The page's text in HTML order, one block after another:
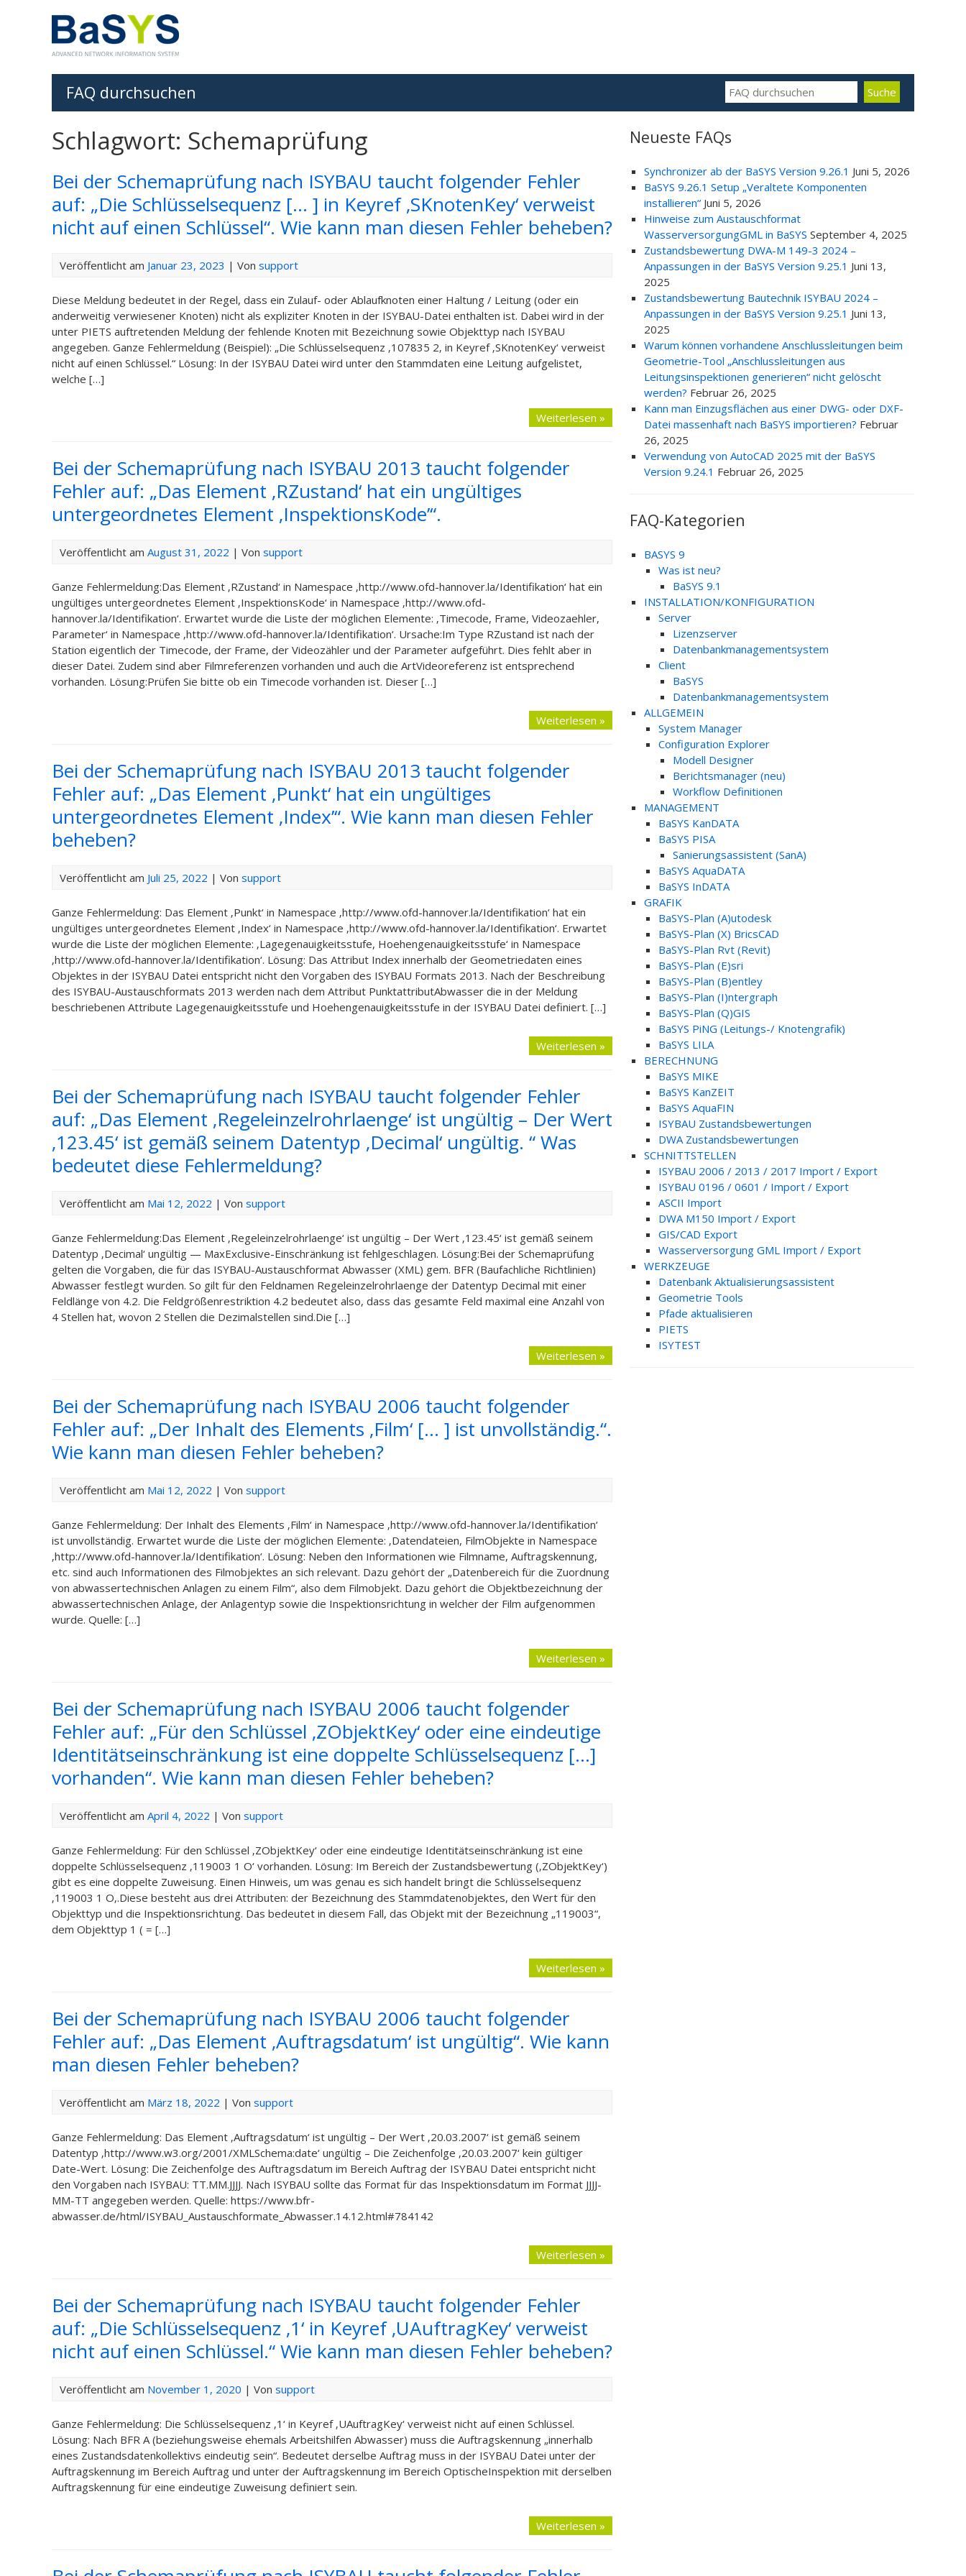
FAQ durchsuchen
Schlagwort: Schemaprüfung
Bei der Schemaprüfung nach ISYBAU taucht folgender Fehler
auf: „Die Schlüsselsequenz [… ] in Keyref ‚SKnotenKey‘ verweist
nicht auf einen Schlüssel“. Wie kann man diesen Fehler beheben?
Veröffentlicht am Januar 23, 2023 | Von support
Diese Meldung bedeutet in der Regel, dass ein Zulauf- oder Ablaufknoten einer Haltung / Leitung (oder ein
anderweitig verwiesener Knoten) nicht als expliziter Knoten in der ISYBAU-Datei enthalten ist. Dabei wird in der
unter PIETS auftretenden Meldung der fehlende Knoten mit Bezeichnung sowie Objekttyp nach ISYBAU
angegeben. Ganze Fehlermeldung (Beispiel): „Die Schlüsselsequenz ‚107835 2‚ in Keyref ‚SKnotenKey‘ verweist
nicht auf einen Schlüssel.“ Lösung: In der ISYBAU Datei wird unter den Stammdaten eine Leitung aufgelistet,
welche […]
Weiterlesen »
Bei der Schemaprüfung nach ISYBAU 2013 taucht folgender
Fehler auf: „Das Element ‚RZustand‘ hat ein ungültiges
untergeordnetes Element ‚InspektionsKode’“.
Veröffentlicht am August 31, 2022 | Von support
Ganze Fehlermeldung:Das Element ‚RZustand‘ in Namespace ‚http://www.ofd-hannover.la/Identifikation‘ hat ein
ungültiges untergeordnetes Element ‚InspektionsKode‘ in Namespace ‚http://www.ofd-
hannover.la/Identifikation‘. Erwartet wurde die Liste der möglichen Elemente: ‚Timecode, Frame, Videozaehler,
Parameter‘ in Namespace ‚http://www.ofd-hannover.la/Identifikation‘. Ursache:Im Type RZustand ist nach der
Station eigentlich der Timecode, der Frame, der Videozähler und der Parameter aufgeführt. Dies fehlt aber in
dieser Datei. Zudem sind aber Filmreferenzen vorhanden und auch die ArtVideoreferenz ist entsprechend
vorhanden. Lösung:Prüfen Sie bitte ob ein Timecode vorhanden ist. Dieser […]
Weiterlesen »
Bei der Schemaprüfung nach ISYBAU 2013 taucht folgender
Fehler auf: „Das Element ‚Punkt‘ hat ein ungültiges
untergeordnetes Element ‚Index’“. Wie kann man diesen Fehler
beheben?
Veröffentlicht am Juli 25, 2022 | Von support
Ganze Fehlermeldung: Das Element ‚Punkt‘ in Namespace ‚http://www.ofd-hannover.la/Identifikation‘ hat ein
ungültiges untergeordnetes Element ‚Index‘ in Namespace ‚http://www.ofd-hannover.la/Identifikation‘. Erwartet
wurde die Liste der möglichen Elemente: ‚Lagegenauigkeitsstufe, Hoehengenauigkeitsstufe‘ in Namespace
‚http://www.ofd-hannover.la/Identifikation‘. Lösung: Das Attribut Index innerhalb der Geometriedaten eines
Objektes in der ISYBAU Datei entspricht nicht den Vorgaben des ISYBAU Formats 2013. Nach der Beschreibung
des ISYBAU-Austauschformats 2013 werden nach dem Attribut PunktattributAbwasser die in der Meldung
beschriebenen Attribute Lagegenauigkeitsstufe und Hoehengenauigkeitsstufe in der ISYBAU Datei definiert. […]
Weiterlesen »
Bei der Schemaprüfung nach ISYBAU taucht folgender Fehler
auf: „Das Element ‚Regeleinzelrohrlaenge‘ ist ungültig – Der Wert
‚123.45‘ ist gemäß seinem Datentyp ‚Decimal‘ ungültig. “ Was
bedeutet diese Fehlermeldung?
Veröffentlicht am Mai 12, 2022 | Von support
Ganze Fehlermeldung:Das Element ‚Regeleinzelrohrlaenge‘ ist ungültig – Der Wert ‚123.45‘ ist gemäß seinem
Datentyp ‚Decimal‘ ungültig — MaxExclusive-Einschränkung ist fehlgeschlagen. Lösung:Bei der Schemaprüfung
gelten die Vorgaben, die für das ISYBAU-Austauschformat Abwasser (XML) gem. BFR (Baufachliche Richtlinien)
Abwasser festlegt wurden. So gilt für den Feldnamen Regeleinzelrohrlaenge der Datentyp Decimal mit einer
Feldlänge von 4.2. Die Feldgrößenrestriktion 4.2 bedeutet also, dass das gesamte Feld maximal eine Anzahl von
4 Stellen hat, wovon 2 Stellen die Dezimalstellen sind.Die […]
Weiterlesen »
Bei der Schemaprüfung nach ISYBAU 2006 taucht folgender
Fehler auf: „Der Inhalt des Elements ‚Film‘ [… ] ist unvollständig.“.
Wie kann man diesen Fehler beheben?
Veröffentlicht am Mai 12, 2022 | Von support
Ganze Fehlermeldung: Der Inhalt des Elements ‚Film‘ in Namespace ‚http://www.ofd-hannover.la/Identifikation‘
ist unvollständig. Erwartet wurde die Liste der möglichen Elemente: ‚Datendateien, FilmObjekte in Namespace
‚http://www.ofd-hannover.la/Identifikation‘. Lösung: Neben den Informationen wie Filmname, Auftragskennung,
etc. sind auch Informationen des Filmobjektes an sich relevant. Dazu gehört der „Datenbereich für die Zuordnung
von abwassertechnischen Anlagen zu einem Film“, also dem Filmobjekt. Dazu gehört die Objektbezeichnung der
abwassertechnischen Anlage, der Anlagentyp sowie die Inspektionsrichtung in welcher der Film aufgenommen
wurde. Quelle: […]
Weiterlesen »
Bei der Schemaprüfung nach ISYBAU 2006 taucht folgender
Fehler auf: „Für den Schlüssel ‚ZObjektKey‘ oder eine eindeutige
Identitätseinschränkung ist eine doppelte Schlüsselsequenz […]
vorhanden“. Wie kann man diesen Fehler beheben?
Veröffentlicht am April 4, 2022 | Von support
Ganze Fehlermeldung: Für den Schlüssel ‚ZObjektKey‘ oder eine eindeutige Identitätseinschränkung ist eine
doppelte Schlüsselsequenz ‚119003 1 O‘ vorhanden. Lösung: Im Bereich der Zustandsbewertung (‚ZObjektKey‘)
gibt es eine doppelte Zuweisung. Einen Hinweis, um was genau es sich handelt bringt die Schlüsselsequenz
‚119003 1 O‚.Diese besteht aus drei Attributen: der Bezeichnung des Stammdatenobjektes, den Wert für den
Objekttyp und die Inspektionsrichtung. Das bedeutet in diesem Fall, das Objekt mit der Bezeichnung „119003“,
dem Objekttyp 1 ( = […]
Weiterlesen »
Bei der Schemaprüfung nach ISYBAU 2006 taucht folgender
Fehler auf: „Das Element ‚Auftragsdatum‘ ist ungültig“. Wie kann
man diesen Fehler beheben?
Veröffentlicht am März 18, 2022 | Von support
Ganze Fehlermeldung: Das Element ‚Auftragsdatum‘ ist ungültig – Der Wert ‚20.03.2007‘ ist gemäß seinem
Datentyp ‚http://www.w3.org/2001/XMLSchema:date‘ ungültig – Die Zeichenfolge ‚20.03.2007‘ kein gültiger
Date-Wert. Lösung: Die Zeichenfolge des Auftragsdatum im Bereich Auftrag der ISYBAU Datei entspricht nicht
den Vorgaben nach ISYBAU: TT.MM.JJJJ. Nach ISYBAU sollte das Format für das Inspektionsdatum im Format JJJJ-
MM-TT angegeben werden. Quelle: https://www.bfr-
abwasser.de/html/ISYBAU_Austauschformate_Abwasser.14.12.html#784142
Weiterlesen »
Bei der Schemaprüfung nach ISYBAU taucht folgender Fehler
auf: „Die Schlüsselsequenz ‚1‘ in Keyref ‚UAuftragKey‘ verweist
nicht auf einen Schlüssel.“ Wie kann man diesen Fehler beheben?
Veröffentlicht am November 1, 2020 | Von support
Ganze Fehlermeldung: Die Schlüsselsequenz ‚1‘ in Keyref ‚UAuftragKey‘ verweist nicht auf einen Schlüssel.
Lösung: Nach BFR A (beziehungsweise ehemals Arbeitshilfen Abwasser) muss die Auftragskennung „innerhalb
eines Zustandsdatenkollektivs eindeutig sein“. Bedeutet derselbe Auftrag muss in der ISYBAU Datei unter der
Auftragskennung im Bereich Auftrag und unter der Auftragskennung im Bereich OptischeInspektion mit derselben
Auftragskennung für eine eindeutige Zuweisung definiert sein.
Weiterlesen »
Neueste FAQs
Synchronizer ab der BaSYS Version 9.26.1 Juni 5, 2026
BaSYS 9.26.1 Setup „Veraltete Komponenten
installieren“ Juni 5, 2026
Hinweise zum Austauschformat
WasserversorgungGML in BaSYS September 4, 2025
Zustandsbewertung DWA-M 149-3 2024 –
Anpassungen in der BaSYS Version 9.25.1 Juni 13,
2025
Zustandsbewertung Bautechnik ISYBAU 2024 –
Anpassungen in der BaSYS Version 9.25.1 Juni 13,
2025
Warum können vorhandene Anschlussleitungen beim
Geometrie-Tool „Anschlussleitungen aus
Leitungsinspektionen generieren“ nicht gelöscht
werden? Februar 26, 2025
Kann man Einzugsflächen aus einer DWG- oder DXF-
Datei massenhaft nach BaSYS importieren? Februar
26, 2025
Verwendung von AutoCAD 2025 mit der BaSYS
Version 9.24.1 Februar 26, 2025
FAQ-Kategorien
BASYS 9
Was ist neu?
BaSYS 9.1
INSTALLATION/KONFIGURATION
Server
Lizenzserver
Datenbankmanagementsystem
Client
BaSYS
Datenbankmanagementsystem
ALLGEMEIN
System Manager
Configuration Explorer
Modell Designer
Berichtsmanager (neu)
Workflow Definitionen
MANAGEMENT
BaSYS KanDATA
BaSYS PISA
Sanierungsassistent (SanA)
BaSYS AquaDATA
BaSYS InDATA
GRAFIK
BaSYS-Plan (A)utodesk
BaSYS-Plan (X) BricsCAD
BaSYS-Plan Rvt (Revit)
BaSYS-Plan (E)sri
BaSYS-Plan (B)entley
BaSYS-Plan (I)ntergraph
BaSYS-Plan (Q)GIS
BaSYS PiNG (Leitungs-/ Knotengrafik)
BaSYS LILA
BERECHNUNG
BaSYS MIKE
BaSYS KanZEIT
BaSYS AquaFIN
ISYBAU Zustandsbewertungen
DWA Zustandsbewertungen
SCHNITTSTELLEN
ISYBAU 2006 / 2013 / 2017 Import / Export
ISYBAU 0196 / 0601 / Import / Export
ASCII Import
DWA M150 Import / Export
GIS/CAD Export
Wasserversorgung GML Import / Export
WERKZEUGE
Datenbank Aktualisierungsassistent
Geometrie Tools
Pfade aktualisieren
PIETS
ISYTEST